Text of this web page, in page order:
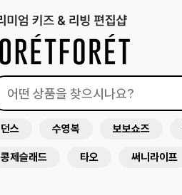
던스 수영복 보보쇼즈
콩제슬래드 타오 써니라이프